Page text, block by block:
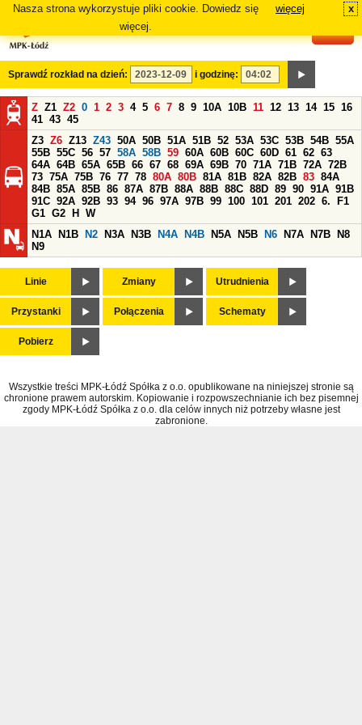
Nasza strona wykorzystuje pliki cookie. Dowiedz się
więcej.
więcej x
Sprawdź rozkład na dzień: i godzinę:
Z Z1 Z2 0 1 2 3 4 5 6 7 8 9 10A 10B 11 12 13 14 15 16
41 43 45
Z3 Z6 Z13 Z43 50A 50B 51A 51B 52 53A 53C 53B 54B 55A
55B 55C 56 57 58A 58B 59 60A 60B 60C 60D 61 62 63
64A 64B 65A 65B 66 67 68 69A 69B 70 71A 71B 72A 72B
73 75A 75B 76 77 78 80A 80B 81A 81B 82A 82B 83 84A
84B 85A 85B 86 87A 87B 88A 88B 88C 88D 89 90 91A 91B
91C 92A 92B 93 94 96 97A 97B 99 100 101 201 202 6.
F1
G1 G2 H
W
N1A
N1B N2 N3A N3B N4A N4B N5A N5B N6 N7A N7B
N8
N9
Linie Zmiany Utrudnienia
Przystanki Połączenia Schematy
Pobierz
Wszystkie treści MPK-Łódź Spółka z o.o. opublikowane na niniejszej stronie są
chronione prawem autorskim. Kopiowanie i rozpowszechnianie ich bez pisemnej
zgody MPK-Łódź Spółka z o.o. dla celów innych niż potrzeby własne jest
zabronione.